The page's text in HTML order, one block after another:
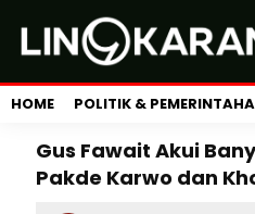
HOME POLITIK &
Gus Fawait Akui
Pakde Karwo dan